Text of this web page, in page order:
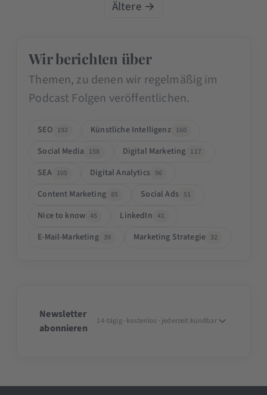
Ältere →
Wir berichten über
Themen, zu denen wir regelmäßig im
Podcast Folgen veröffentlichen.
SEO 192 Künstliche Intelligenz 160
Social Media 158 Digital Marketing 117
SEA 105 Digital Analytics 96
Content Marketing 85 Social Ads 51
Nice to know 45 LinkedIn 41
E-Mail-Marketing 39 Marketing Strategie 32
Newsletter
abonnieren
14-tägig · kostenlos · jederzeit kündbar